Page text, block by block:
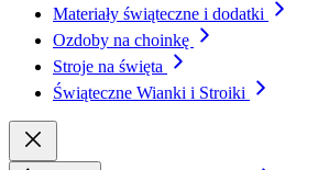
Materiały świąteczne i dodatki
Ozdoby na choinkę
Stroje na święta
Świąteczne Wianki i Stroiki